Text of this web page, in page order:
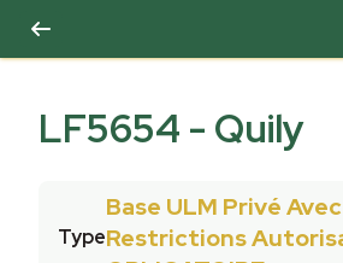
LF5654 - Quily
Type
Base ULM Privé Avec
Restrictions